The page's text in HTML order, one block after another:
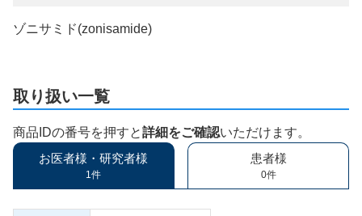
ゾニサミド(zonisamide)
取り扱い一覧
商品IDの番号を押すと詳細をご確認いただけます。
お医者様・研究者様
1件
患者様
0件